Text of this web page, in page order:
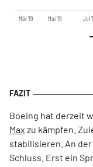
Mär '19 Mai '19 Jul
Boeing hat derzeit
Max zu kämpfen.
stabilisieren. An
Schluss. Erst ein